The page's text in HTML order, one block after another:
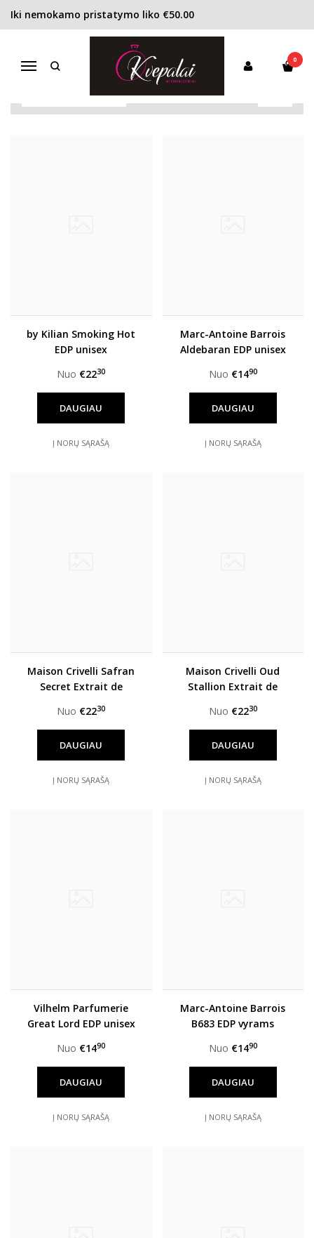
Iki nemokamo pristatymo liko €50.00
Navigacija
0
VYRAMS
Vyrams
by Kilian Smoking Hot
EDP unisex
Nuo €2230
DAUGIAU
Į NORŲ SĄRAŠĄ
Marc-Antoine Barrois
Aldebaran EDP unisex
Nuo €1490
DAUGIAU
Į NORŲ SĄRAŠĄ
Maison Crivelli Safran
Secret Extrait de
Nuo €2230
DAUGIAU
Į NORŲ SĄRAŠĄ
Maison Crivelli Oud
Stallion Extrait de
Nuo €2230
DAUGIAU
Į NORŲ SĄRAŠĄ
Vilhelm Parfumerie
Great Lord EDP unisex
Nuo €1490
DAUGIAU
Į NORŲ SĄRAŠĄ
Marc-Antoine Barrois
B683 EDP vyrams
Nuo €1490
DAUGIAU
Į NORŲ SĄRAŠĄ